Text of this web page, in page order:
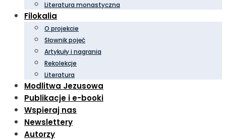
Literatura monastyczna
Filokalia
O projekcie
Słownik pojęć
Artykuły i nagrania
Rekolekcje
Literatura
Modlitwa Jezusowa
Publikacje i e-booki
Wspieraj nas
Newslettery
Autorzy